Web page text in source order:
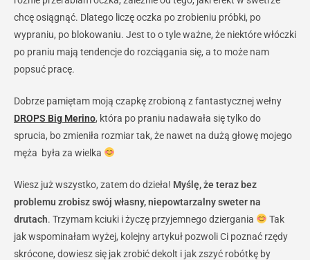
chcę osiągnąć. Dlatego liczę oczka po zrobieniu próbki, po
wypraniu, po blokowaniu. Jest to o tyle ważne, że niektóre włóczki
po praniu mają tendencje do rozciągania się, a to może nam
popsuć pracę.
Dobrze pamiętam moją czapkę zrobioną z fantastycznej wełny
DROPS Big Merino, która po praniu nadawała się tylko do
sprucia, bo zmieniła rozmiar tak, że nawet na dużą głowę mojego
męża była za wielka
Wiesz już wszystko, zatem do dzieła! Myślę, że teraz bez
problemu zrobisz swój własny, niepowtarzalny sweter na
drutach. Trzymam kciuki i życzę przyjemnego dziergania
Tak
jak wspominałam wyżej, kolejny artykuł pozwoli Ci poznać rzędy
skrócone, dowiesz się jak zrobić dekolt i jak zszyć robótkę by